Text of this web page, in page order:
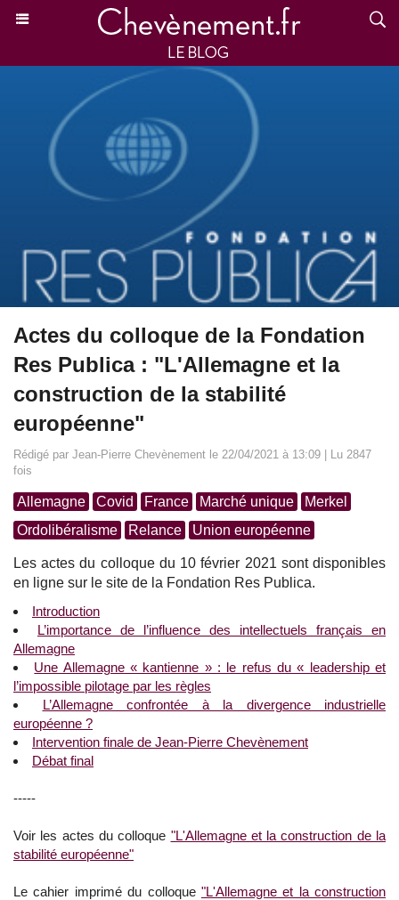
Actes du colloque de la Fondation
Res Publica : "L'Allemagne et la
construction de la stabilité
européenne"
Rédigé par Jean-Pierre Chevènement le 22/04/2021 à 13:09 | Lu 2847
fois
Allemagne Covid France Marché unique
Merkel
Ordolibéralisme
Relance Union européenne
Les actes du colloque du 10 février 2021 sont disponibles
en ligne sur le site de la Fondation Res Publica.
Introduction
L’importance de l’influence des intellectuels français en
Allemagne
Une Allemagne « kantienne » : le refus du « leadership et
l’impossible pilotage par les règles
L’Allemagne confrontée à la divergence industrielle
européenne ?
Intervention finale de Jean-Pierre Chevènement
Débat final
-----
Voir les actes du colloque "L'Allemagne et la construction de la
stabilité européenne"
Le cahier imprimé du colloque "L'Allemagne et la construction